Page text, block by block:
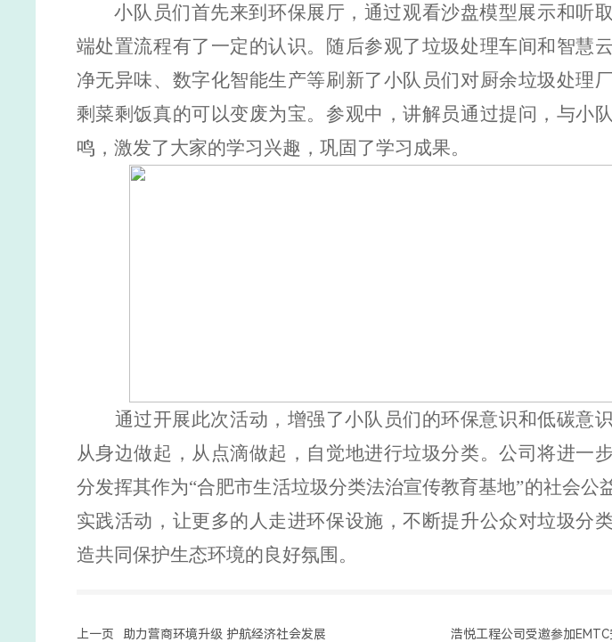
小队员们首先来到环保展厅，通过观看沙盘模型展示和听
端处置流程有了一定的认识。随后参观了垃圾处理车间和智慧
净无异味、数字化智能生产等刷新了小队员们对厨余垃圾处理
剩菜剩饭真的可以变废为宝。参观中，讲解员通过提问，与小
鸣，激发了大家的学习兴趣，巩固了学习成果。
通过开展此次活动 ， 增强了小队员们的环保意识和低碳意
从身边做起，从点滴做起，自觉地进行垃圾分类。公司将进一
分发挥其作为“合肥市生活垃圾分类法治宣传教育基地”的社会公
实践活动，让更多的人走进环保设施，不断提升公众对垃圾分
造共同保护生态环境的良好氛围。
上一页 助力营商环境升级 护航经济社会发展
浩悦工程公司受邀参加EMTC